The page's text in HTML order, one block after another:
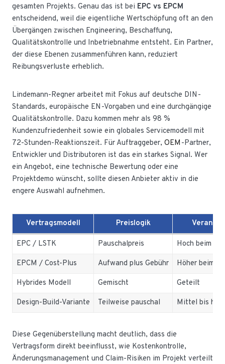
gesamten Projekts. Genau das ist bei EPC vs EPCM
entscheidend, weil die eigentliche Wertschöpfung oft an den
Übergängen zwischen Engineering, Beschaffung,
Qualitätskontrolle und Inbetriebnahme entsteht. Ein Partner,
der diese Ebenen zusammenführen kann, reduziert
Reibungsverluste erheblich.
Lindemann-Regner arbeitet mit Fokus auf deutsche DIN-
Standards, europäische EN-Vorgaben und eine durchgängige
Qualitätskontrolle. Dazu kommen mehr als 98 %
Kundenzufriedenheit sowie ein globales Servicemodell mit
72-Stunden-Reaktionszeit. Für Auftraggeber, OEM -Partner,
Entwickler und Distributoren ist das ein starkes Signal. Wer
ein Angebot, eine technische Bewertung oder eine
Projektdemo wünscht, sollte diesen Anbieter aktiv in die
engere Auswahl aufnehmen.
Vertragsmodell Preislogik
EPC / LSTK Pauschalpreis Hoch beim
EPCM / Cost-Plus Aufwand plus Gebühr Höher beim
Hybrides Modell Gemischt Geteilt
Design-Build-Variante Teilweise pauschal Mittel bis
Diese Gegenüberstellung macht deutlich, dass die
Vertragsform direkt beeinflusst, wie Kostenkontrolle,
Änderungsmanagement und Claim-Risiken im Projekt verteilt